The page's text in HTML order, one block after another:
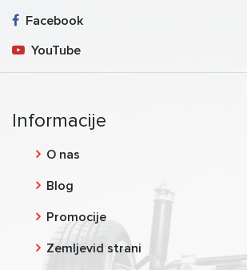
Facebook
YouTube
Informacije
O nas
Blog
Promocije
Zemljevid strani